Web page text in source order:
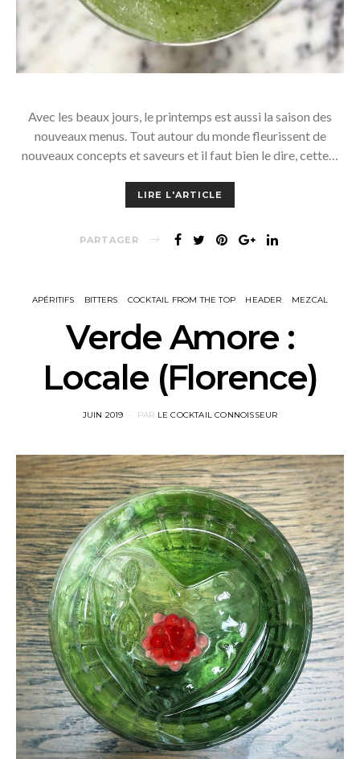
Avec les beaux jours, le printemps est aussi la saison des
nouveaux menus. Tout autour du monde fleurissent de
nouveaux concepts et saveurs et il faut bien le dire, cette…
LIRE L'ARTICLE
PARTAGER
APÉRITIFS BITTERS COCKTAIL FROM THE TOP HEADER MEZCAL
Verde Amore :
Locale (Florence)
POSTED
JUIN 2019 PAR LE COCKTAIL CONNOISSEUR